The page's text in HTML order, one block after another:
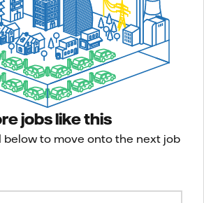
jobs like this
below to move onto the next job